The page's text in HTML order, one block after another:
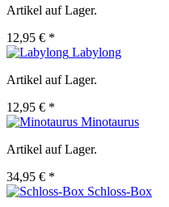
Artikel auf Lager.
12,95 € *
Labylong
Artikel auf Lager.
12,95 € *
Minotaurus
Artikel auf Lager.
34,95 € *
Schloss-Box